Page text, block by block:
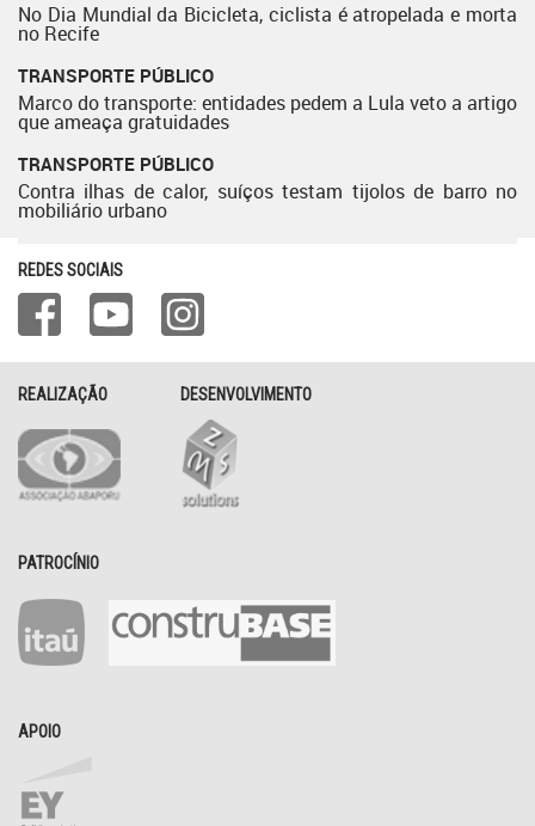
No Dia Mundial da Bicicleta, ciclista é atropelada e morta
no Recife
TRANSPORTE PÚBLICO
Marco do transporte: entidades pedem a Lula veto a artigo
que ameaça gratuidades
TRANSPORTE PÚBLICO
Contra ilhas de calor, suíços testam tijolos de barro no
mobiliário urbano
REDES SOCIAIS
REALIZAÇÃO DESENVOLVIMENTO
PATROCÍNIO
APOIO